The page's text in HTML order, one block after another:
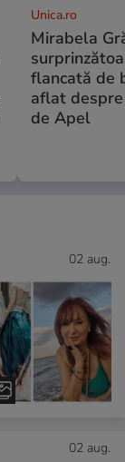
Unica.ro
Mirabela
flancată de
aflat
de Apel
02 aug.
02 aug.